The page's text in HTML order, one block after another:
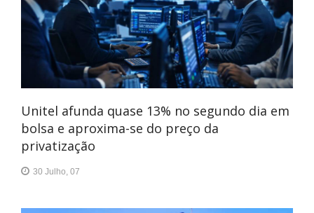
Unitel afunda quase 13% no segundo dia em
bolsa e aproxima-se do preço da
privatização
30 Julho, 07